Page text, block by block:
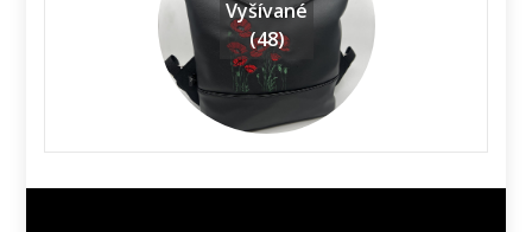
Vyšívané
(48)